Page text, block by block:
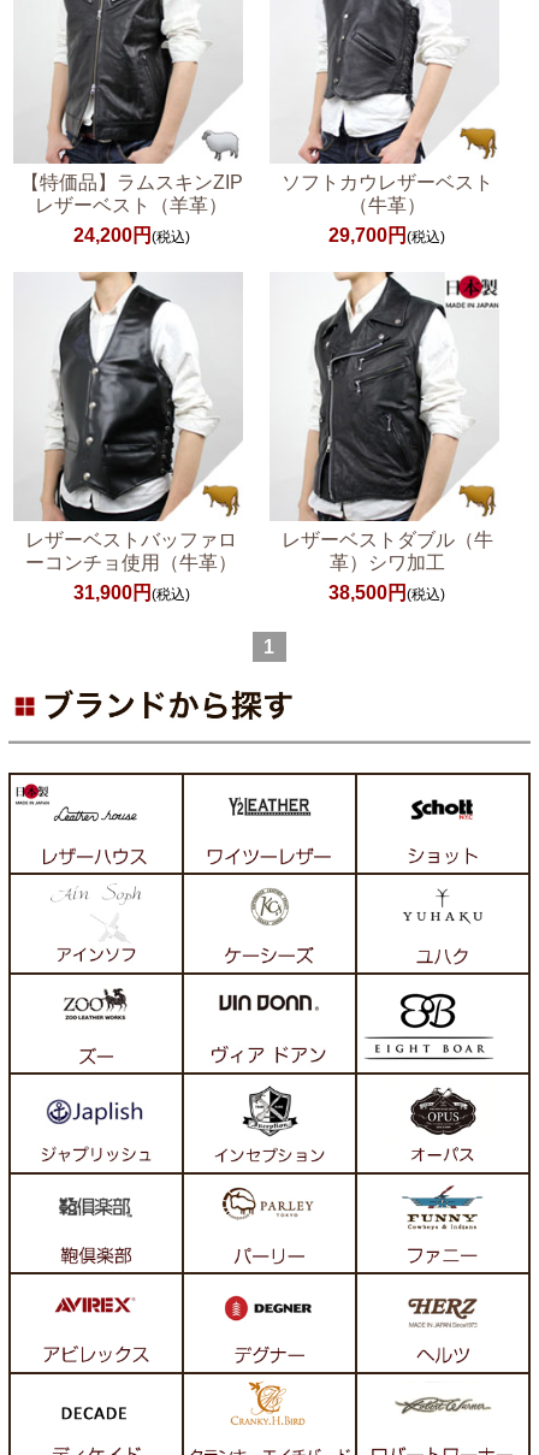
【特価品】ラムスキンZIP
レザーベスト（羊革）
24,200円 (税込)
ソフトカウレザーベスト
（牛革）
29,700円(税込)
レザーベストバッファロ
ーコンチョ使用（牛革）
31,900円 (税込)
レザーベストダブル（牛
革）シワ加工
38,500円(税込)
1